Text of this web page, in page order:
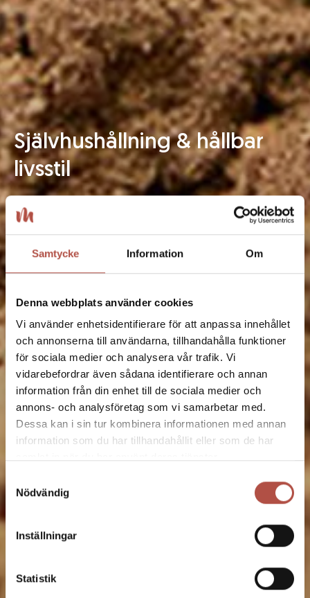
Samtycke Information Om
Denna webbplats använder cookies
Vi använder enhetsidentifierare för att anpassa innehållet
och annonserna till användarna, tillhandahålla funktioner
för sociala medier och analysera vår trafik. Vi
vidarebefordrar även sådana identifierare och annan
information från din enhet till de sociala medier och
annons- och analysföretag som vi samarbetar med.
Dessa kan i sin tur kombinera informationen med annan
information som du har tillhandahållit eller som de har
Nödvändig
Inställningar
Statistik
Självhushållning & hållbar
livsstil